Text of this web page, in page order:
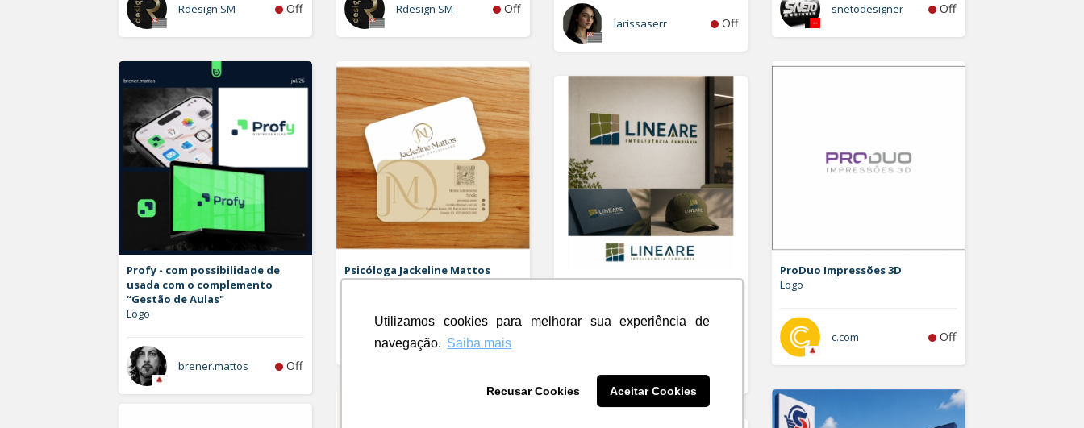
Utilizamos cookies para melhorar sua experiência de
navegação. Saiba mais
Recusar Cookies Aceitar Cookies
Rdesign SM Off Rdesign SM Off
larissaserr Off
snetodesigner Off
Profy - com possibilidade de
usada com o complemento
“Gestão de Aulas"
Logo
brener.mattos Off
Psicóloga Jackeline Mattos
Logo e Cartao de Visita
c.com Off
ProDuo Impressões 3D
Logo
c.com Off
LINEARE - INTELIGÊNCIA
Logo e Papelaria (6 itens)